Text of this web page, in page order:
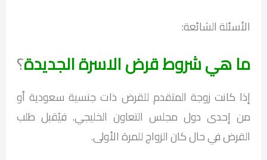
الأسئلة الشائعة:
ما هي شروط قرض الاسرة الجديدة؟
إذا كانت زوجة المتقدم للقرض ذات جنسية سعودية أو
من إحدى دول مجلس التعاون الخليجي. فيُقبل طلب
القرض في حال كان الزواج للمرة الأولى.